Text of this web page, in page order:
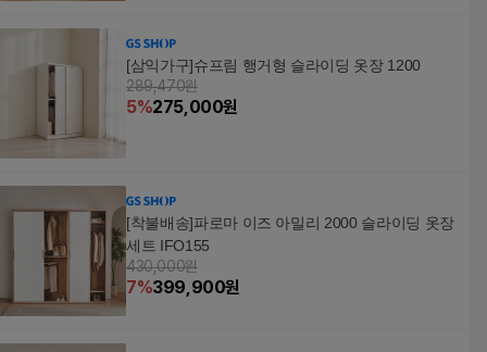
[삼익가구]슈프림 행거형 슬라이딩 옷장 1200
289,470원
5%275,000원
[착불배송]파로마 이즈 아밀리 2000 슬라이딩 옷장
세트 IFO155
430,000원
7%399,900원